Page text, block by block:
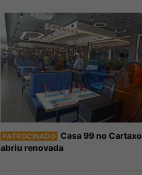
PATROCINADO Casa 99 no Cartaxo
abriu renovada